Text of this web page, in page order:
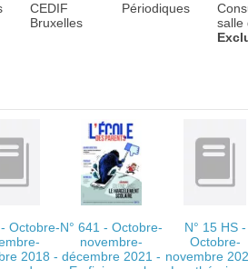
CEDIF
Bruxelles
Périodiques
salle
Octobre-
2018 -
N° 641 - Octobre-
novembre-
décembre 2021 -
N° 15 HS -
Octobre-
novembre